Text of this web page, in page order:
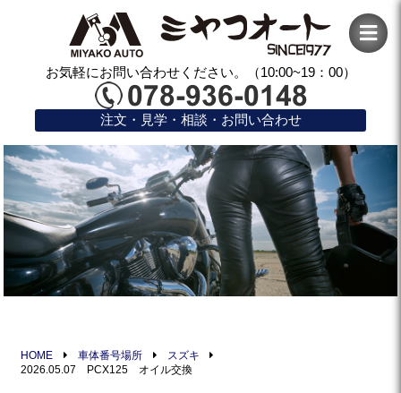
お気軽にお問い合わせください。（10:00~19：00）
注文・見学・相談・お問い合わせ
HOME 車体番号場所
スズキ
2026.05.07 PCX125 オイル交換